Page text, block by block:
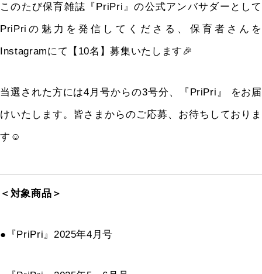
このたび保育雑誌『PriPri』の公式アンバサダーとして
PriPri の魅力を発信してくださる、保育者さんを
Instagramにて【 10名】募集いたします🎉
当選された方には4 月号からの3号分、『PriPri 』 をお届
けいたします。皆さまからのご応募、お待ちしておりま
す☺
＜対象商品＞
●『PriPri』 2025年4 月号